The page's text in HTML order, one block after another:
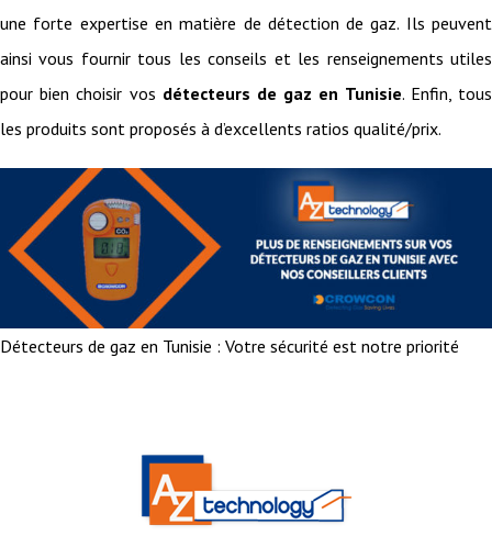
une forte expertise en matière de détection de gaz. Ils peuvent
ainsi vous fournir tous les conseils et les renseignements utiles
pour bien choisir vos détecteurs de gaz en Tunisie. Enfin, tous
les produits sont proposés à d’excellents ratios qualité/prix.
Détecteurs de gaz en Tunisie : Votre sécurité est notre priorité